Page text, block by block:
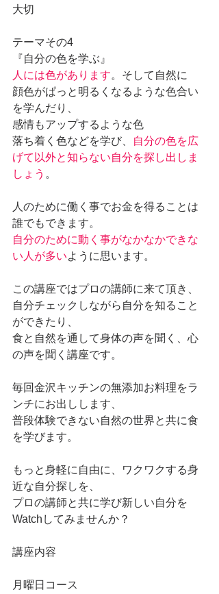
大切
テーマその4
『自分の色を学ぶ』
人には色があります。そして自然に
顔色がぱっと明るくなるような色合い
を学んだり、
感情もアップするような色
落ち着く色などを学び、
自分の色を広
げて以外と知らない自分を探し出しま
しょう 。
人のために働く事でお金を得ることは
誰でもできます。
自分のために動く事がなかなかできな
い人が多いように思います。
この講座ではプロの講師に来て頂き、
自分チェックしながら自分を知ること
ができたり、
食と自然を通して身体の声を聞く、心
の声を聞く講座です。
毎回金沢キッチンの無添加お料理をラ
ンチにお出しします、
普段体験できない自然の世界と共に食
を学びます。
もっと身軽に自由に、ワクワクする身
近な自分探しを、
プロの講師と共に学び新しい自分を
Watchしてみませんか？
講座内容
月曜日コース